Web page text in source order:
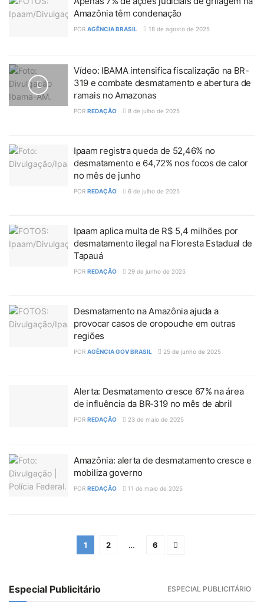
Amazônia têm condenação
POR AGÊNCIA BRASIL 18 de agosto de 2025
Vídeo: IBAMA intensifica fiscalização na BR-
319 e combate desmatamento e abertura de
ramais no Amazonas
POR REDAÇÃO 8 de julho de 2025
Ipaam registra queda de 52,46% no
desmatamento e 64,72% nos focos de calor
no mês de junho
POR REDAÇÃO 6 de julho de 2025
Ipaam aplica multa de R$ 5,4 milhões por
desmatamento ilegal na Floresta Estadual de
Tapauá
POR REDAÇÃO 29 de junho de 2025
Desmatamento na Amazônia ajuda a
provocar casos de oropouche em outras
regiões
POR AGÊNCIA GOV BRASIL 25 de junho de 2025
Alerta: Desmatamento cresce 67% na área
de influência da BR‑319 no mês de abril
POR REDAÇÃO 23 de maio de 2025
Amazônia: alerta de desmatamento cresce e
mobiliza governo
POR REDAÇÃO 11 de maio de 2025
1 2 … 6
Especial Publicitário ESPECIAL PUBLICITÁRIO